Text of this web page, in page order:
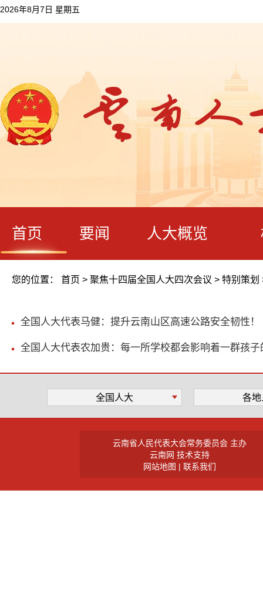
2026年8月7日 星期五
首页 要闻 人大概览
您的位置： 首页 > 聚焦十四届全国人大四次会议 > 特别策划
全国人大代表马健：提升云南山区高速公路安全韧性
全国人大代表农加贵：每一所学校都会影响着一群孩
全国人大 各
云南省人民代表大会常务委员会 主办
云南网 技术支持
网站地图 | 联系我们